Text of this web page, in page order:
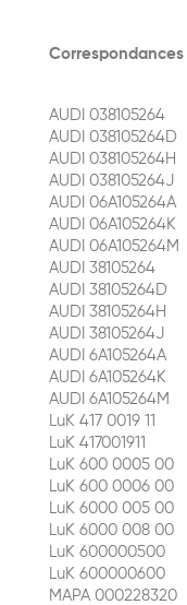
AUDI 038105264
AUDI 038105264D
AUDI 038105264H
AUDI 038105264J
AUDI 06A105264A
AUDI 06A105264K
AUDI 06A105264M
AUDI 38105264
AUDI 38105264D
AUDI 38105264H
AUDI 38105264J
AUDI 6A105264A
AUDI 6A105264K
AUDI 6A105264M
LuK 417 0019 11
LuK 417001911
LuK 600 0005 00
LuK 600 0006 00
LuK 6000 005 00
LuK 6000 008 00
LuK 600000500
LuK 600000600
MAPA 000228320